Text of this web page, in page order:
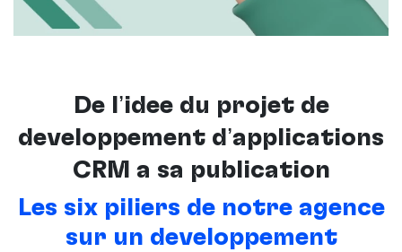
De l’idée du projet de
développement d’applications
CRM à sa publication
Les six piliers de notre agence
sur un développement